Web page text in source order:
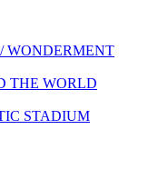
WONDERMENT
THE WORLD
STADIUM